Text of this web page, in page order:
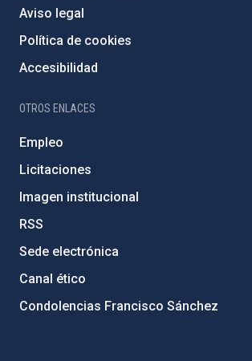
Aviso legal
Política de cookies
Accesibilidad
OTROS ENLACES
Empleo
Licitaciones
Imagen institucional
RSS
Sede electrónica
Canal ético
Condolencias Francisco Sánchez